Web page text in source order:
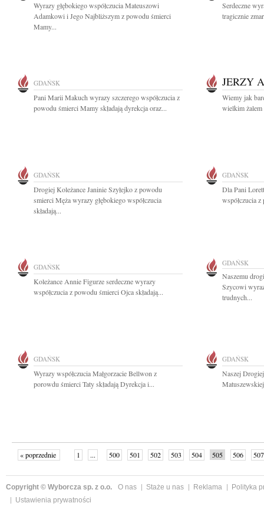
Wyrazy głębokiego współczucia Mateuszowi
Adamkowi i Jego Najbliższym z powodu śmierci
Mamy...
Serdeczne
tragicznie
GDAŃSK
Pani Marii Makuch wyrazy szczerego współczucia z
powodu śmierci Mamy składają dyrekcja oraz...
JERZY
Wiemy jak
wielkim
GDAŃSK
Drogiej Koleżance Janinie Szyłejko z powodu
smierci Męża wyrazy głębokiego współczucia
składają...
GDAŃSK
Dla Pani
współczucia
GDAŃSK
Koleżance Annie Figurze serdeczne wyrazy
współczucia z powodu śmierci Ojca składają...
GDAŃSK
Naszemu
Szycowi
trudnych...
GDAŃSK
Wyrazy współczucia Małgorzacie Bellwon z
porowdu śmierci Taty składają Dyrekcja i...
GDAŃSK
Naszej
« poprzednie 1 ... 500 501 502 503 504 505 506
507
Copyright © Wyborcza sp. z o.o. O nas Staże u nas Reklama
Polityka
Ustawienia prywatności